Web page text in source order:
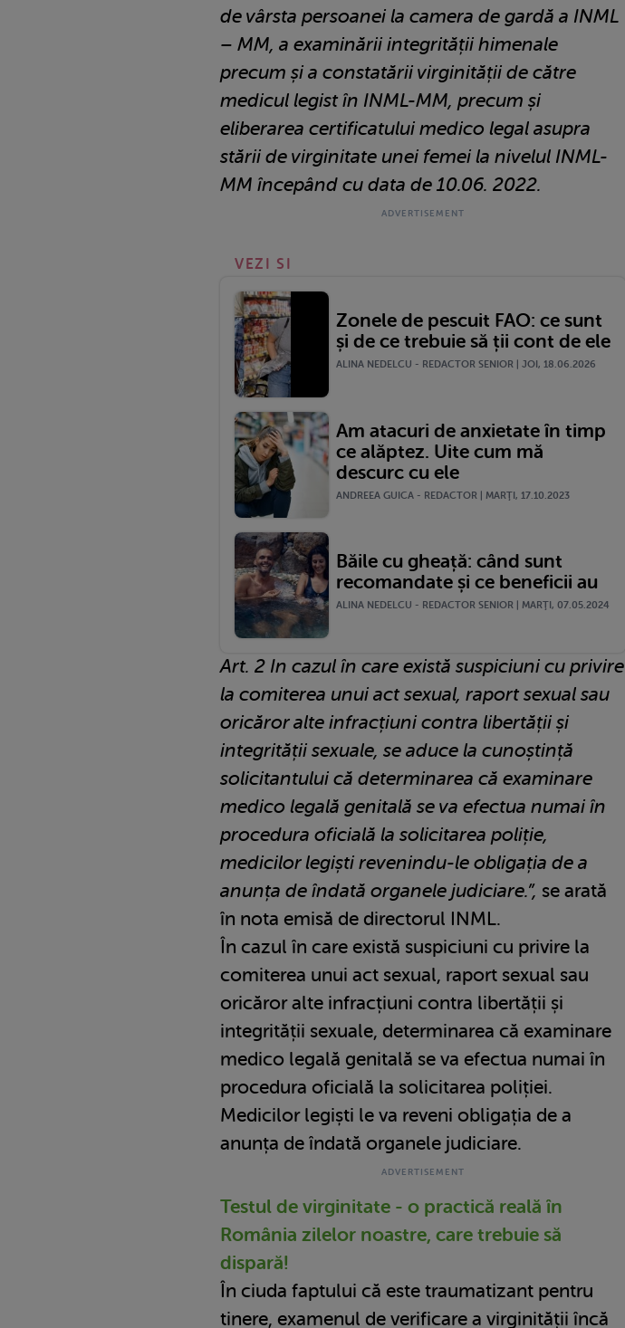
de vârsta persoanei la camera de gardă a INML
– MM, a examinării integrității himenale
precum și a constatării virginității de către
medicul legist în INML-MM, precum și
eliberarea certificatului medico legal asupra
stării de virginitate unei femei la nivelul INML-
MM începând cu data de 10.06. 2022.
VEZI SI
Zonele de pescuit FAO: ce sunt
și de ce trebuie să ții cont de ele
ALINA NEDELCU - REDACTOR SENIOR | JOI, 18.06.2026
Am atacuri de anxietate în timp
ce alăptez. Uite cum mă
descurc cu ele
ANDREEA GUICA - REDACTOR | MARŢI, 17.10.2023
Băile cu gheață: când sunt
recomandate și ce beneficii au
ALINA NEDELCU - REDACTOR SENIOR | MARŢI, 07.05.2024
Art. 2 In cazul în care există suspiciuni cu privire
la comiterea unui act sexual, raport sexual sau
oricăror alte infracțiuni contra libertății și
integrității sexuale, se aduce la cunoștință
solicitantului că determinarea că examinare
medico legală genitală se va efectua numai în
procedura oficială la solicitarea poliție,
medicilor legiști revenindu-le obligația de a
anunța de îndată organele judiciare.”, se arată
în nota emisă de directorul INML.
În cazul în care există suspiciuni cu privire la
comiterea unui act sexual, raport sexual sau
oricăror alte infracțiuni contra libertății și
integrității sexuale, determinarea că examinare
medico legală genitală se va efectua numai în
procedura oficială la solicitarea poliției.
Medicilor legiști le va reveni obligația de a
anunța de îndată organele judiciare.
Testul de virginitate - o practică reală în
România zilelor noastre, care trebuie să
dispară!
În ciuda faptului că este traumatizant pentru
tinere, examenul de verificare a virginității încă